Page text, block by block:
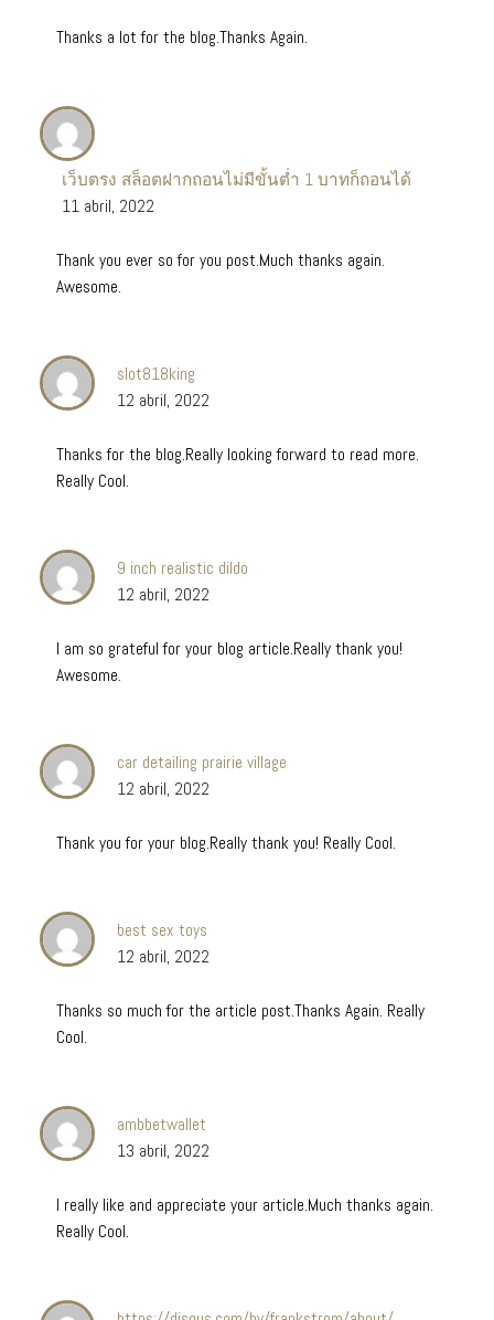
Thanks a lot for the blog.Thanks Again.
เว็บตรง สล็อตฝากถอนไม่มีขั้นต่ำ 1 บาทก็ถอนได้
11 abril, 2022
Thank you ever so for you post.Much thanks again.
Awesome.
slot818king
12 abril, 2022
Thanks for the blog.Really looking forward to read more.
Really Cool.
9 inch realistic dildo
12 abril, 2022
I am so grateful for your blog article.Really thank you!
Awesome.
car detailing prairie village
12 abril, 2022
Thank you for your blog.Really thank you! Really Cool.
best sex toys
12 abril, 2022
Thanks so much for the article post.Thanks Again. Really
Cool.
ambbetwallet
13 abril, 2022
I really like and appreciate your article.Much thanks again.
Really Cool.